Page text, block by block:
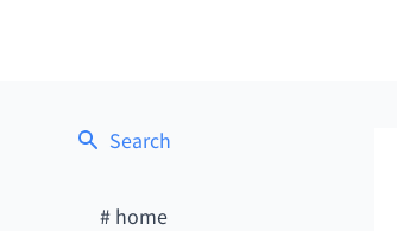
Search
# home